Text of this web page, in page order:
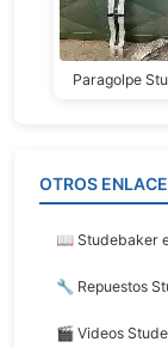
Paragolpe
OTROS
📖 Studebaker
🔧 Repuestos
🎬 Videos